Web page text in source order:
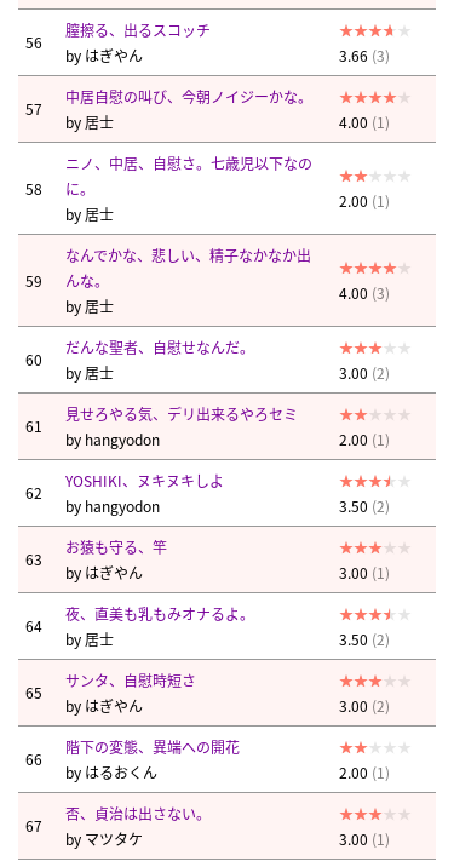
56
膣擦る、出るスコッチ
by はぎやん 3.66 (3)
57
中居自慰の叫び、今朝ノイジーかな。
by 居士 4.00 (1)
58
ニノ、中居、自慰さ。七歳児以下なの
に。
by 居士
2.00 (1)
59
なんでかな、悲しい、精子なかなか出
んな。
by 居士
4.00 (3)
60
だんな聖者、自慰せなんだ。
by 居士 3.00 (2)
61
見せろやる気、デリ出来るやろセミ
by hangyodon 2.00 (1)
62
YOSHIKI、ヌキヌキしよ
by hangyodon 3.50 (2)
63
お猿も守る、竿
by はぎやん 3.00 (1)
64
夜、直美も乳もみオナるよ。
by 居士 3.50 (2)
65
サンタ、自慰時短さ
by はぎやん 3.00 (2)
66
階下の変態、異端への開花
by はるおくん 2.00 (1)
67
否、貞治は出さない。
by マツタケ 3.00 (1)